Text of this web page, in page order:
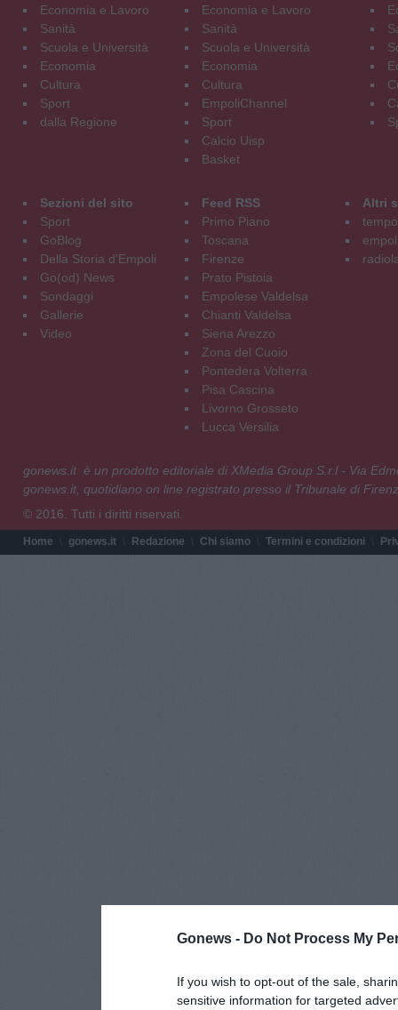
Gonews - Do Not Process My
If you wish to opt-out of the sale,
sensitive information for targeted
Economia e Lavoro
Sanità
Scuola e Università
Economia
Cultura
Sport
dalla Regione
Economia e Lavoro
Sanità
Scuola e Università
Economia
Cultura
EmpoliChannel
Sport
Calcio Uisp
Basket
Sezioni del sito
Sport
GoBlog
Della Storia d'Empoli
Go(od) News
Sondaggi
Gallerie
Video
Feed RSS
Primo Piano
Toscana
Firenze
Prato Pistoia
Empolese Valdelsa
Chianti Valdelsa
Siena Arezzo
Zona del Cuoio
Pontedera Volterra
Pisa Cascina
Livorno Grosseto
Lucca Versilia
Altri
gonews.it è un prodotto editoriale di XMedia Group S.r.l - Via
gonews.it, quotidiano on line registrato presso il Tribunale di
© 2016. Tutti i diritti riservati.
Home gonews.it Redazione Chi siamo Termini e condizioni